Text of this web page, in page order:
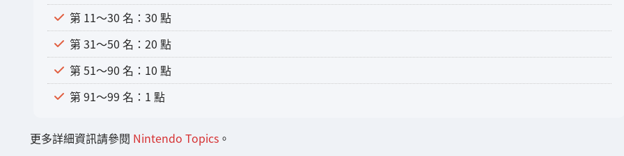
第 11～30 名：30 點
第 31～50 名：20 點
第 51～90 名：10 點
第 91～99 名：1 點
更多詳細資訊請參閱 Nintendo Topics。